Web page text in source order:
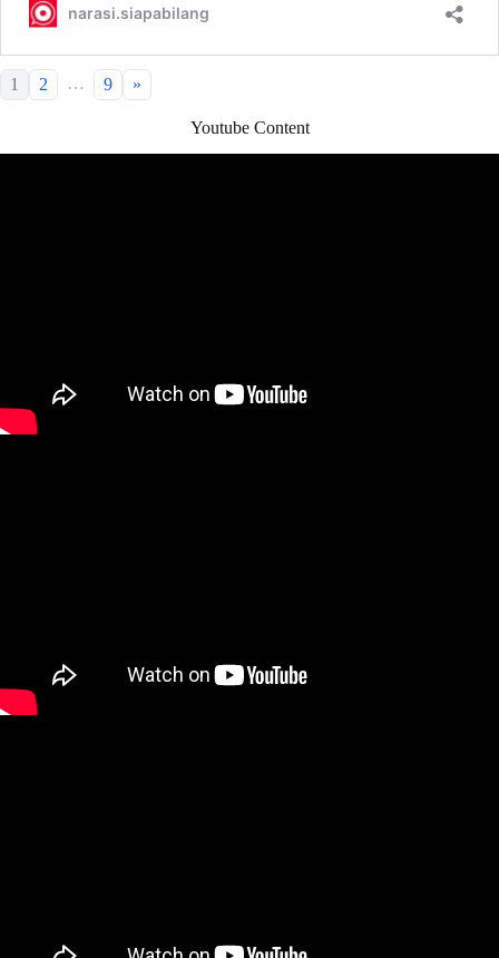
1 2 … 9 »
Youtube Content